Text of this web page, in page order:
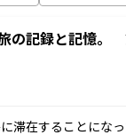
の記録と記憶。
滞在することにな